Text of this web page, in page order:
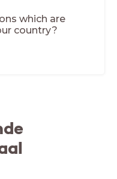
which are
country?